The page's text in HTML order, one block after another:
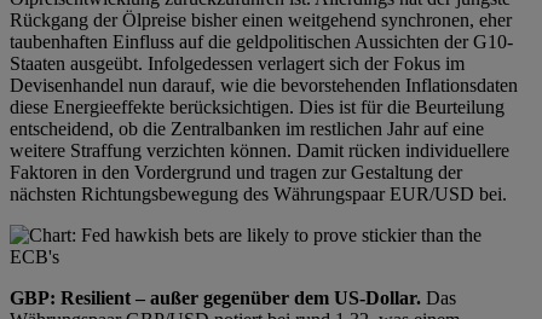
Rückgang der Ölpreise bisher einen weitgehend synchronen, eher
taubenhaften Einfluss auf die geldpolitischen Aussichten der G10-
Staaten ausgeübt. Infolgedessen verlagert sich der Fokus im
Devisenhandel nun darauf, wie die bevorstehenden Inflationsdaten
diese Energieeffekte berücksichtigen. Dies ist für die Beurteilung
entscheidend, ob die Zentralbanken im restlichen Jahr auf eine
weitere Straffung verzichten können. Damit rücken individuellere
Faktoren in den Vordergrund und tragen zur Gestaltung der
nächsten Richtungsbewegung des Währungspaar EUR/USD bei.
GBP: Resilient – außer gegenüber dem US-Dollar. Das